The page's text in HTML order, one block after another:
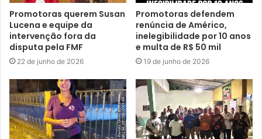
Promotoras querem Susan
Lucena e equipe da
intervenção fora da
disputa pela FMF
22 de junho de 2026
Promotoras defendem
renúncia de Américo,
inelegibilidade por 10 anos
e multa de R$ 50 mil
19 de junho de 2026